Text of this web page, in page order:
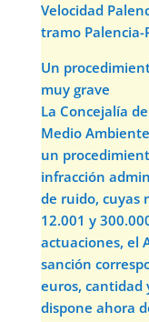
Velocidad
tramo
Un
muy grave
La Concejalía
Medio
un
infracción
de ruido, cuyas
12.001 y
actuaciones, el
sanción
euros, cantidad
dispone ahora